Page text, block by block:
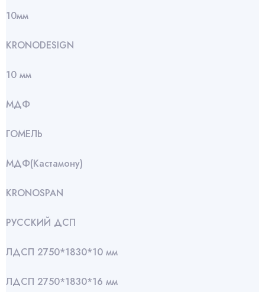
10мм
KRONODESIGN
10 мм
МДФ
ГОМЕЛЬ
МДФ(Кастамону)
KRONOSPAN
РУССКИЙ ДСП
ЛДСП 2750*1830*10 мм
ЛДСП 2750*1830*16 мм